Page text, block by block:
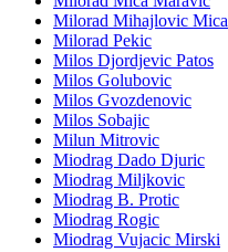
Milorad Mihajlovic Mica
Milorad Pekic
Milos Djordjevic Patos
Milos Golubovic
Milos Gvozdenovic
Milos Sobajic
Milun Mitrovic
Miodrag Dado Djuric
Miodrag Miljkovic
Miodrag B. Protic
Miodrag Rogic
Miodrag Vujacic Mirski